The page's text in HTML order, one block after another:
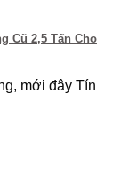
Cũ 2,5 Tấn Cho
mới đây Tín